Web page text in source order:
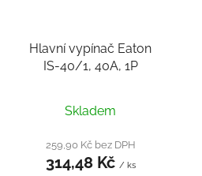
Hlavní vypínač Eaton
IS-40/1, 40A, 1P
Skladem
259,90 Kč bez DPH
314,48 Kč / ks